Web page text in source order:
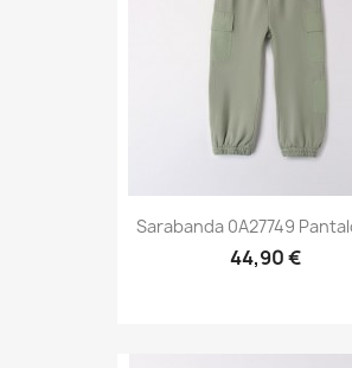
Sarabanda 0A27749
44,90 €